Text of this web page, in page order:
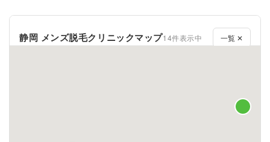
静岡 メンズ脱毛クリニックマップ14件表示中 一覧 ✕